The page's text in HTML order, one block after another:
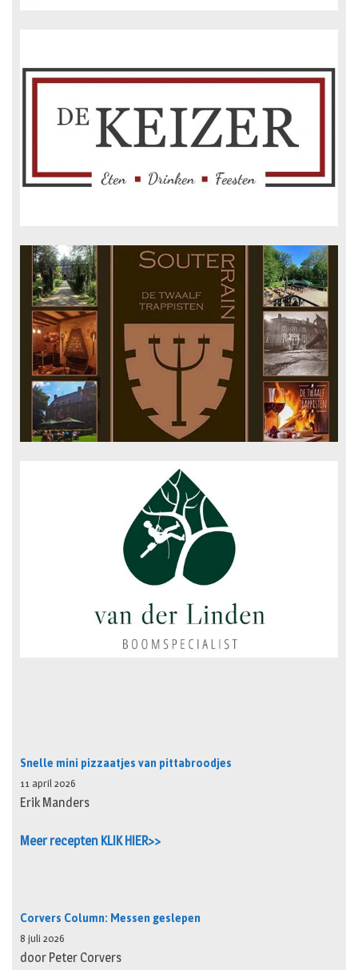
Snelle mini pizzaatjes van pittabroodjes
11 april 2026
Erik Manders
Meer recepten KLIK HIER>>
Corvers Column: Messen geslepen
8 juli 2026
door Peter Corvers